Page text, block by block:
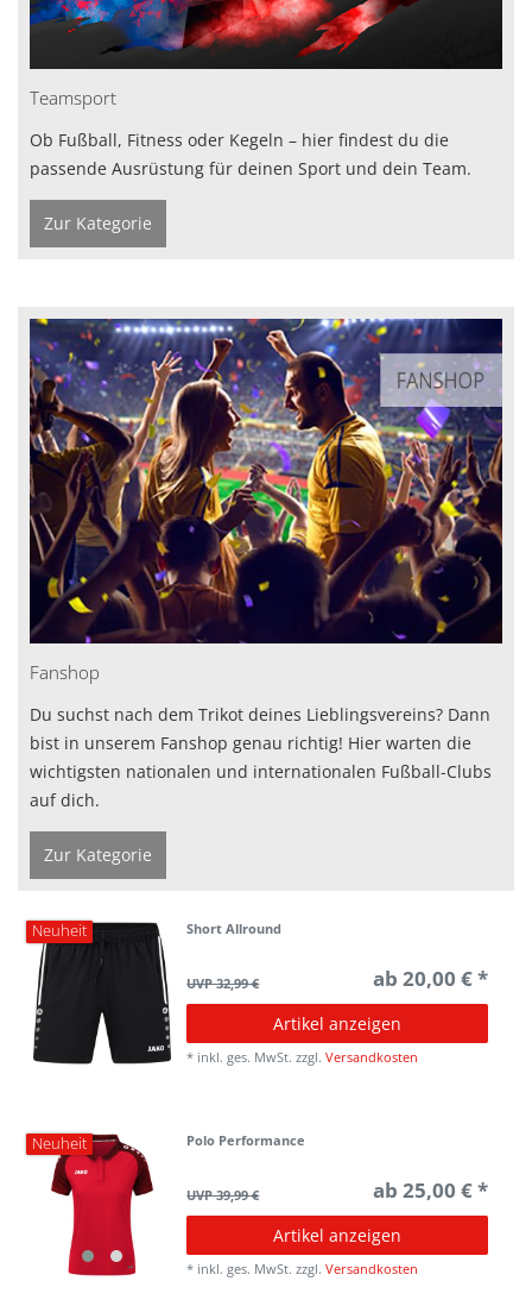
Teamsport
Ob Fußball, Fitness oder Kegeln – hier findest du die
passende Ausrüstung für deinen Sport und dein Team.
Zur Kategorie
Fanshop
Du suchst nach dem Trikot deines Lieblingsvereins? Dann
bist in unserem Fanshop genau richtig! Hier warten die
wichtigsten nationalen und internationalen Fußball-Clubs
auf dich.
Zur Kategorie
Neuheit Short Allround
UVP 32,99 € ab 20,00 € *
Artikel anzeigen
* inkl. ges. MwSt. zzgl.Versandkosten
Neuheit Polo Performance
UVP 39,99 € ab 25,00 € *
Artikel anzeigen
* inkl. ges. MwSt. zzgl.Versandkosten